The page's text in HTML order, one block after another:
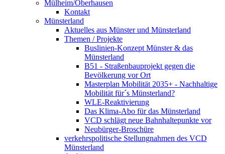
Mülheim/Oberhausen
Kontakt
Münsterland
Aktuelles aus Münster und Münsterland
Themen / Projekte
Buslinien-Konzept Münster & das
Münsterland
B51 - Straßenbauprojekt gegen die
Bevölkerung vor Ort
Masterplan Mobilität 2035+ - Nachhaltige
Mobilität für´s Münsterland?
WLE-Reaktivierung
Das Klima-Abo für das Münsterland
VCD schlägt neue Bahnhaltepunkte vor
Neubürger-Broschüre
verkehrspolitische Stellungnahmen des VCD
Münsterland